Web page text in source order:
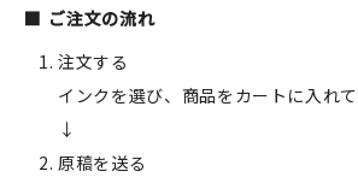
ご注文の流れ
注文する
インクを選び、商品をカートに入れて
↓
原稿を送る